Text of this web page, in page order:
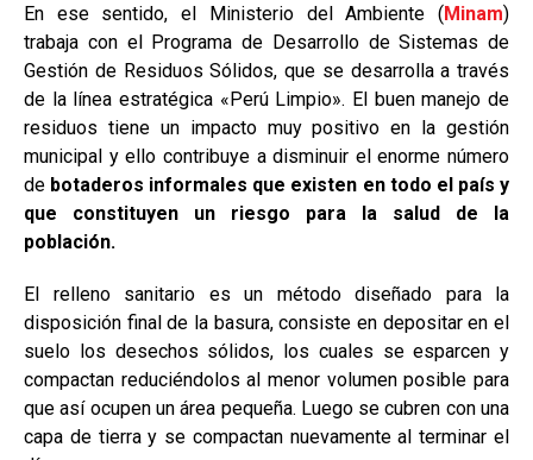
En ese sentido, el Ministerio del Ambiente (Minam)
trabaja con el Programa de Desarrollo de Sistemas de
Gestión de Residuos Sólidos, que se desarrolla a través
de la línea estratégica «Perú Limpio». El buen manejo de
residuos tiene un impacto muy positivo en la gestión
municipal y ello contribuye a disminuir el enorme número
de botaderos informales que existen en todo el país y
que constituyen un riesgo para la salud de la
población.
El relleno sanitario es un método diseñado para la
disposición final de la basura, consiste en depositar en el
suelo los desechos sólidos, los cuales se esparcen y
compactan reduciéndolos al menor volumen posible para
que así ocupen un área pequeña. Luego se cubren con una
capa de tierra y se compactan nuevamente al terminar el